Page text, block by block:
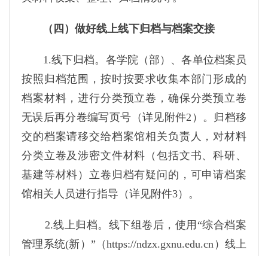
（四）做好线上线下归档与档案交接
1.线下归档。各学院（部）、各单位档案员
按照归档范围，按时按要求收集本部门形成的
档案材料，进行分类预立卷，确保分类预立卷
无误后再分卷编写页号（详见附件2）。归档移
交的档案请移交给档案馆相关负责人，对材料
分类立卷及涉密文件材料（包括文书、科研、
基建等材料）立卷归档有疑问的，可申请档案
馆相关人员进行指导（详见附件3）。
2.线上归档。线下组卷后，使用“综合档案
管理系统(新）”（https://ndzx.gxnu.edu.cn）线上